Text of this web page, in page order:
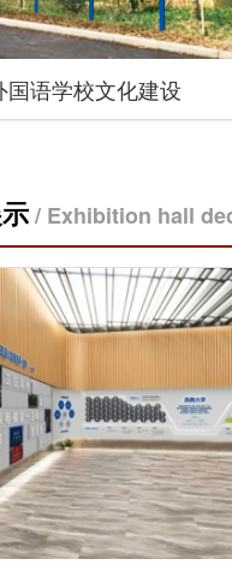
国语学校文化建设
/ Exhibition hall